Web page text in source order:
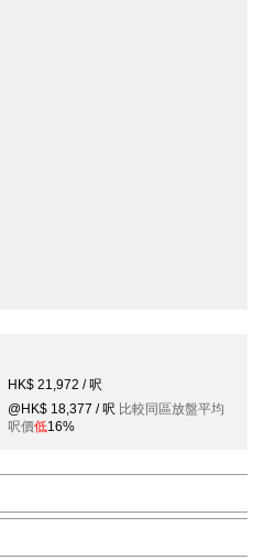
HK$ 21,972 / 呎
@HK$ 18,377 / 呎 比較同區放盤平均
呎價低16%